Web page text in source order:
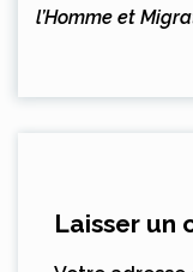
l’Homme et
Laisser un